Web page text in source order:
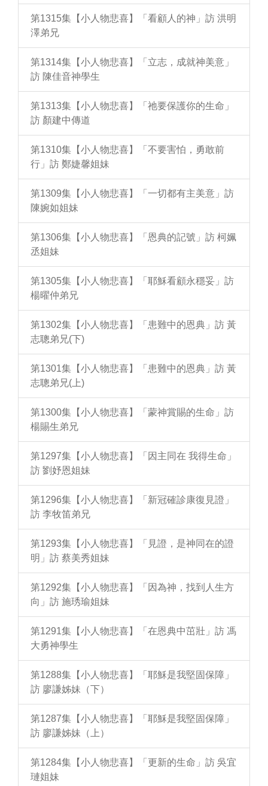
第1315集【小人物悲喜】「看顧人的神」訪 洪明
澤弟兄
第1314集【小人物悲喜】「立志，成就神美意」
訪 陳佳音神學生
第1313集【小人物悲喜】「祂要保護你的生命」
訪 顏建中傳道
第1310集【小人物悲喜】「不要害怕，勇敢前
行」訪 鄭婕馨姐妹
第1309集【小人物悲喜】「一切都有主美意」訪
陳婉如姐妹
第1306集【小人物悲喜】「恩典的記號」訪 柯姵
丞姐妹
第1305集【小人物悲喜】「耶穌看顧永穩妥」訪
楊曜仲弟兄
第1302集【小人物悲喜】「患難中的恩典」訪 黃
志聰弟兄(下)
第1301集【小人物悲喜】「患難中的恩典」訪 黃
志聰弟兄(上)
第1300集【小人物悲喜】「蒙神賞賜的生命」訪
楊賜生弟兄
第1297集【小人物悲喜】「因主同在 我得生命」
訪 劉妤恩姐妹
第1296集【小人物悲喜】「新冠確診康復見證」
訪 李牧笛弟兄
第1293集【小人物悲喜】「見證，是神同在的證
明」訪 蔡美秀姐妹
第1292集【小人物悲喜】「因為神，找到人生方
向」訪 施琇瑜姐妹
第1291集【小人物悲喜】「在恩典中茁壯」訪 馮
大勇神學生
第1288集【小人物悲喜】「耶穌是我堅固保障」
訪 廖謙姊妹（下）
第1287集【小人物悲喜】「耶穌是我堅固保障」
訪 廖謙姊妹（上）
第1284集【小人物悲喜】「更新的生命」訪 吳宜
璉姐妹